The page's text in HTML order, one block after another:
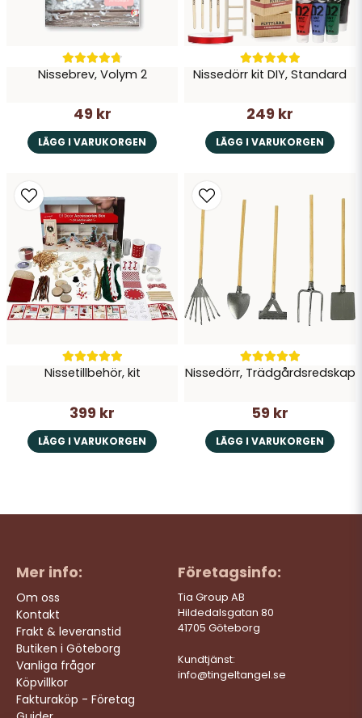
Nissebrev, Volym 2
49 kr
LÄGG I VARUKORGEN
Nissedörr kit DIY, Standard
249 kr
LÄGG I VARUKORGEN
Nissetillbehör, kit
399 kr
LÄGG I VARUKORGEN
Nissedörr, Trädgårdsredskap
59 kr
LÄGG I VARUKORGEN
Mer info:
Om oss
Kontakt
Frakt & leveranstid
Butiken i Göteborg
Vanliga frågor
Köpvillkor
Fakturaköp - Företag
Företagsinfo:
Tia Group AB
Hildedalsgatan 80
41705 Göteborg
Kundtjänst:
info@tingeltangel.se